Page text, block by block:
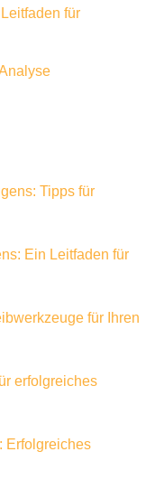
für
Tipps für
Ein Leitfaden für
für Ihren
erfolgreiches
Erfolgreiches